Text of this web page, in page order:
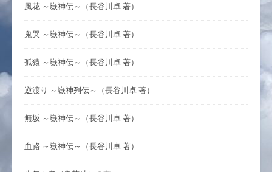
風花 ～嶽神伝～（長谷川卓 著）
鬼哭 ～嶽神伝～（長谷川卓 著）
孤猿 ～嶽神伝～（長谷川卓 著）
逆渡り ～嶽神列伝～（長谷川卓 著）
無坂 ～嶽神伝～（長谷川卓 著）
血路 ～嶽神伝～（長谷川卓 著）